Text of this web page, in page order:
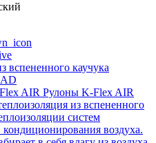
вспененного каучука
AIR Рулоны K-Flex AIR
из вспененного
систем
воздуха.